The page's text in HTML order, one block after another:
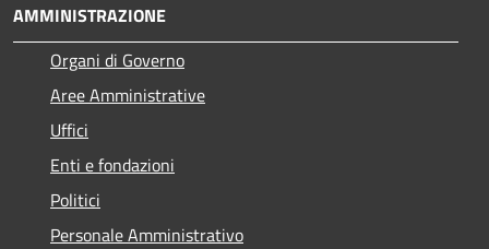
AMMINISTRAZIONE
Organi di Governo
Aree Amministrative
Uffici
Enti e fondazioni
Politici
Personale Amministrativo